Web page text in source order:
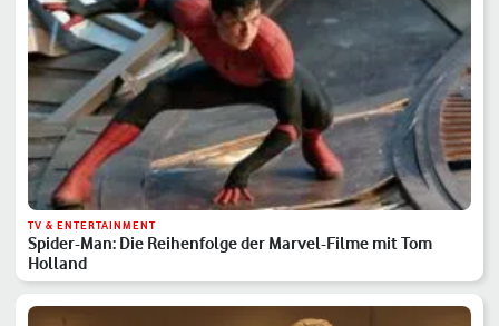
TV & ENTERTAINMENT
Spider-Man: Die Reihenfolge der Marvel-Filme mit Tom
Holland